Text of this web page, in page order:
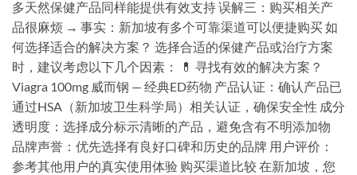
多天然保健产品同样能提供有效支持 误解三：购买相关产
品很麻烦 → 事实：新加坡有多个可靠渠道可以便捷购买 如
何选择适合的解决方案？ 选择合适的保健产品或治疗方案
时，建议考虑以下几个因素： 💊 寻找有效的解决方案？
Viagra 100mg 威而钢 — 经典ED药物 产品认证：确认产品已
通过HSA（新加坡卫生科学局）相关认证，确保安全性 成分
透明度：选择成分标示清晰的产品，避免含有不明添加物
品牌声誉：优先选择有良好口碑和历史的品牌 用户评价：
参考其他用户的真实使用体验 购买渠道比较 在新加坡，您